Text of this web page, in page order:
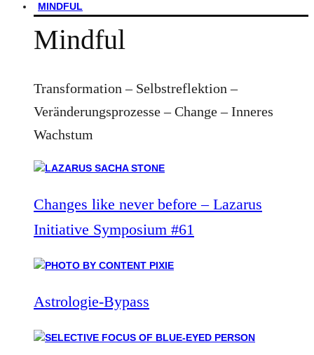
MINDFUL
Mindful
Transformation – Selbstreflektion –
Veränderungsprozesse – Change – Inneres
Wachstum
Changes like never before – Lazarus
Initiative Symposium #61
Astrologie-Bypass